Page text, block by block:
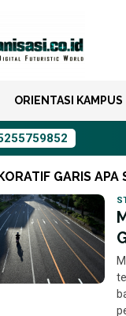
ORIENTASI KAMPUS
GARIS APA